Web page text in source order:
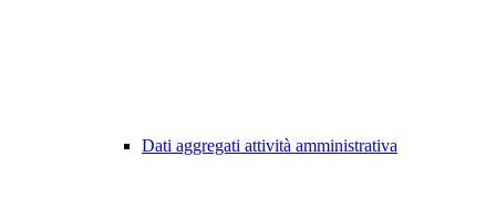
Dati aggregati attività amministrativa